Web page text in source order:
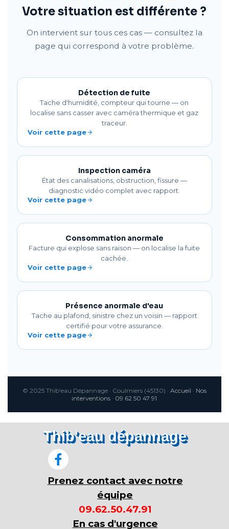
Votre situation est différente ?
On intervient sur tous ces cas — consultez la
page qui correspond à votre problème.
Détection de fuite
Tache d'humidité, compteur qui tourne — on
localise sans casser avec caméra thermique et gaz
traceur.
Voir cette page
Inspection caméra
État des canalisations, obstruction, fissure —
diagnostic vidéo complet avec rapport.
Voir cette page
Consommation anormale
Facture qui explose sans raison — on localise la fuite
cachée.
Voir cette page
Présence anormale d'eau
Tache au plafond, sinistre chez un voisin — rapport
certifié pour votre assurance.
Voir cette page
© 2025 Thib'eau Dépannage · Coulmiers (45130) · Accueil · Nos
interventions · 09 62 50 47 91
Thib'eau dépannage
Prenez contact avec notre
équipe
09.62.50.47.91
En cas d'urgence